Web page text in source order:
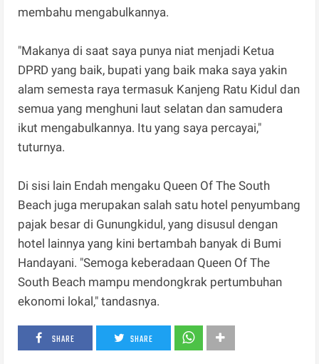
membahu mengabulkannya.
‎"Makanya di saat saya punya niat menjadi Ketua
DPRD yang baik, bupati yang baik maka saya yakin
alam semesta raya termasuk Kanjeng Ratu Kidul dan
semua yang menghuni laut selatan dan samudera
ikut mengabulkannya. Itu yang saya percayai,"
tuturnya.
‎Di sisi lain Endah mengaku Queen Of The South
Beach juga merupakan salah satu hotel penyumbang
pajak besar di Gunungkidul, yang disusul dengan
hotel lainnya yang kini bertambah banyak di Bumi
Handayani. "Semoga keberadaan Queen Of The
South Beach mampu mendongkrak pertumbuhan
ekonomi lokal," tandasnya.
SHARE SHARE